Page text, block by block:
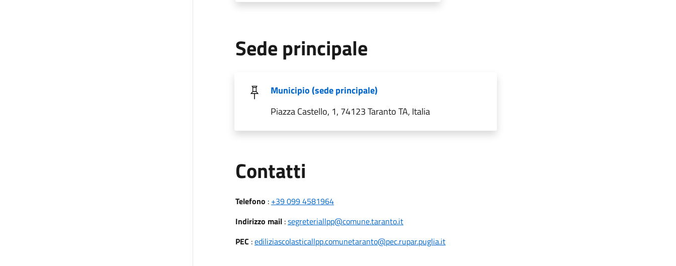
Sede principale
Municipio (sede principale)
Piazza Castello, 1, 74123 Taranto TA, Italia
Contatti
Telefono : +39 099 4581964
Indirizzo mail:segreteriallpp@comune.taranto.it
PEC :ediliziascolasticallpp.comunetaranto@pec.rupar.puglia.it